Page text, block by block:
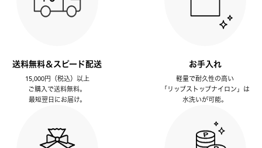
送料無料＆スピード配送
15,000円（税込）以上
ご購入で送料無料。
最短翌日にお届け。
お手入れ
軽量で耐久性の高い
「リップストップナイロン」は
水洗いが可能。